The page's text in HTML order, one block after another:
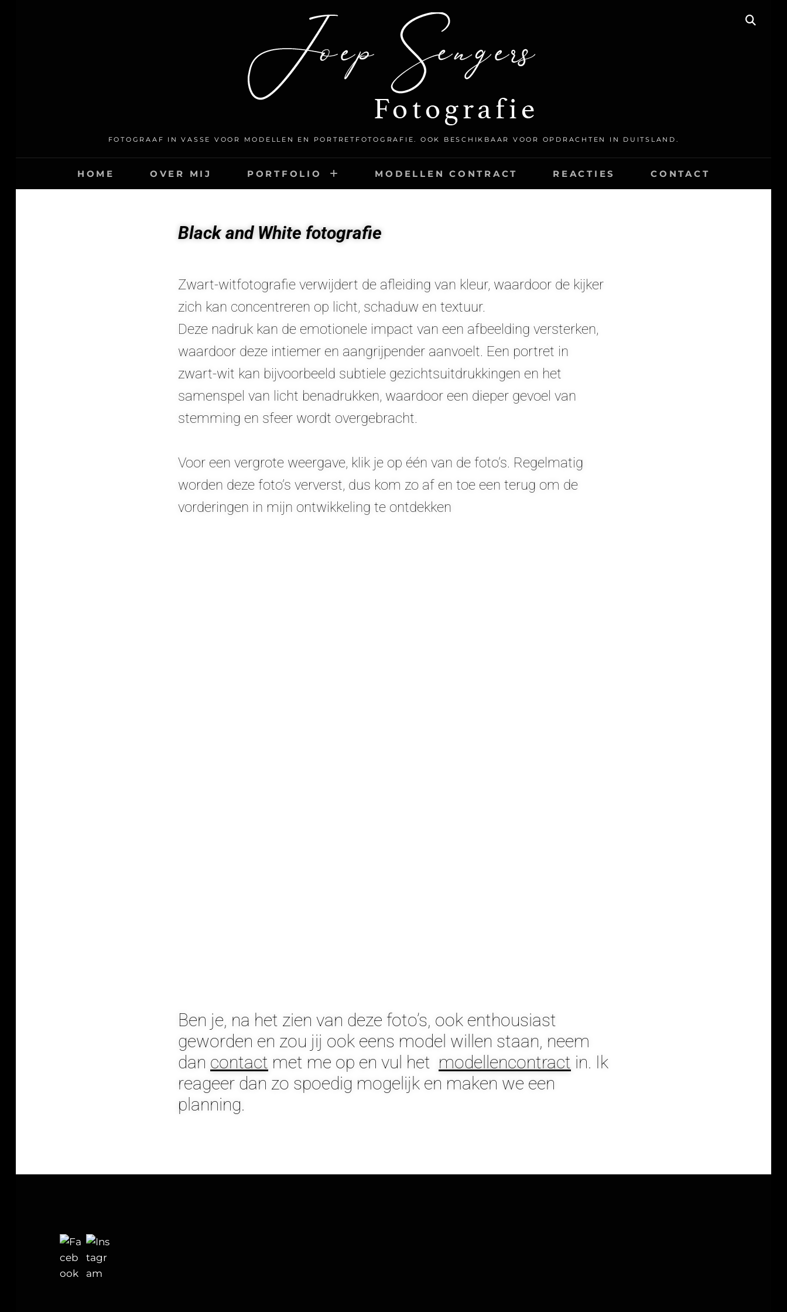
FOTOGRAAF IN VASSE VOOR MODELLEN EN PORTRETFOTOGRAFIE. OOK BESCHIKBAAR VOOR OPDRACHTEN IN DUITSLAND.
HOME OVER MIJ PORTFOLIO MODELLEN CONTRACT REACTIES CONTACT
BLACKANDWHITE-NW
Black and White fotografie
Zwart-witfotografie verwijdert de afleiding van kleur, waardoor de kijker
zich kan concentreren op licht, schaduw en textuur.
Deze nadruk kan de emotionele impact van een afbeelding versterken,
waardoor deze intiemer en aangrijpender aanvoelt. Een portret in
zwart-wit kan bijvoorbeeld subtiele gezichtsuitdrukkingen en het
samenspel van licht benadrukken, waardoor een dieper gevoel van
stemming en sfeer wordt overgebracht.
Voor een vergrote weergave, klik je op één van de foto’s. Regelmatig
worden deze foto’s ververst, dus kom zo af en toe een terug om de
vorderingen in mijn ontwikkeling te ontdekken
Ben je, na het zien van deze foto’s, ook enthousiast
geworden en zou jij ook eens model willen staan, neem
dan contact met me op en vul het modellencontract in. Ik
reageer dan zo spoedig mogelijk en maken we een
planning.